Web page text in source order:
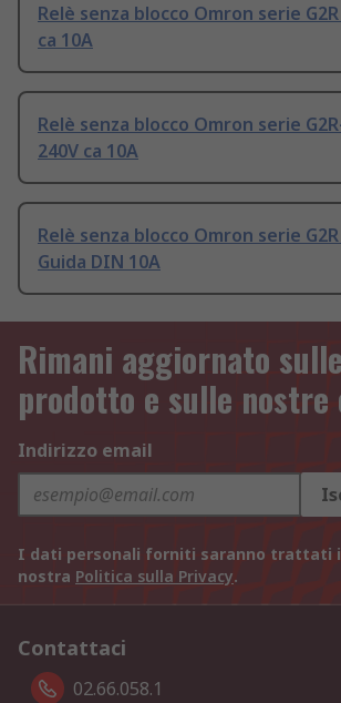
Relè senza blocco Omron serie
ca 10A
Relè senza blocco Omron serie
240V ca 10A
Relè senza blocco Omron serie
Guida DIN 10A
Rimani aggiornato
prodotto e sulle
Indirizzo email
I dati personali forniti saranno trattati
nostra Politica sulla Privacy.
Contattaci
02.66.058.1